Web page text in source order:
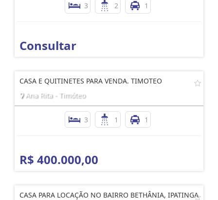
3 2 1
Consultar
CASA E QUITINETES PARA VENDA. TIMOTEO
Ana Rita - Timóteo
3 1 1
R$ 400.000,00
CASA PARA LOCAÇÃO NO BAIRRO BETHÂNIA, IPATINGA